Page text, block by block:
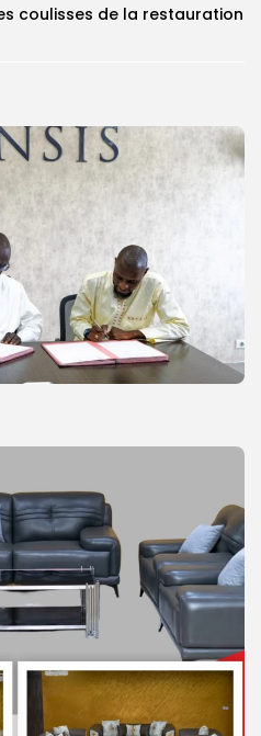
coulisses de la restauration